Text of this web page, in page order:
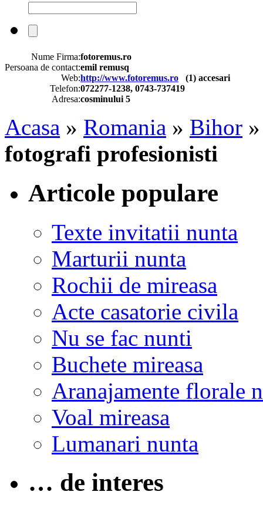
Nume Firma:fotoremus.ro
Persoana de contact:emil remusq
Web:http://www.fotoremus.ro (1) accesari
Telefon:072277-1238, 0743-737419
Adresa:cosminului 5
Acasa » Romania » Bihor
fotografi profesionisti
Articole populare
Texte invitatii nunta
Marturii nunta
Rochii de mireasa
Acte casatorie civila
Nu se fac nunti
Buchete mireasa
Aranajamente florale
Voal mireasa
Lumanari nunta
… de interes